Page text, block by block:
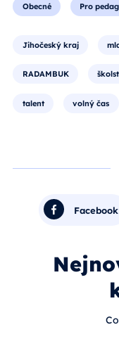
Obecné Pro
Jihočeský kraj
RADAMBUK
talent volný čas
Facebook